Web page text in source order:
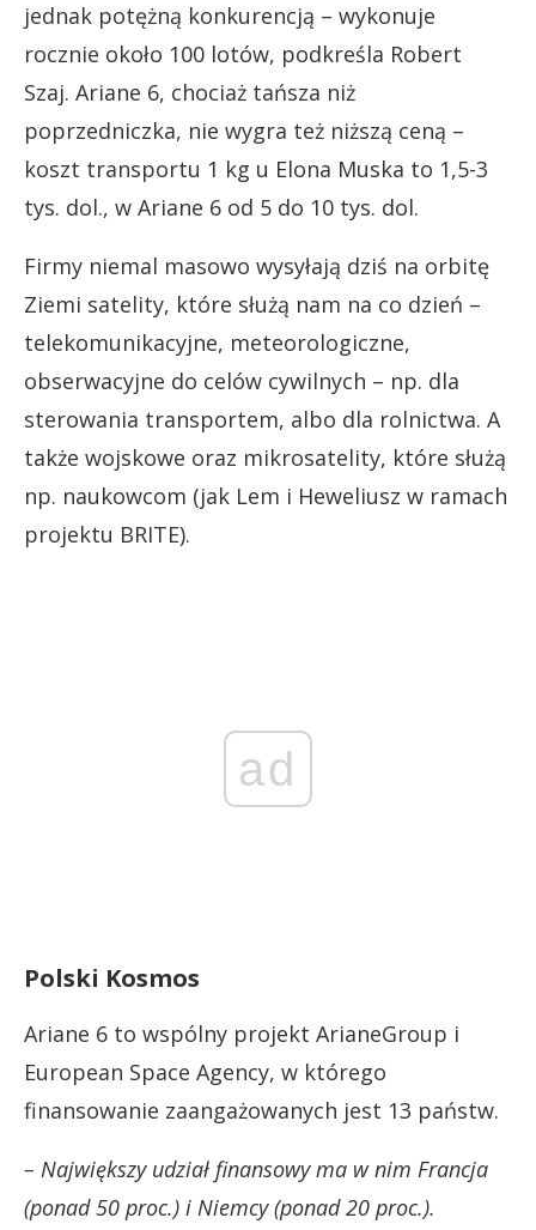
jednak potężną konkurencją – wykonuje
rocznie około 100 lotów, podkreśla Robert
Szaj. Ariane 6, chociaż tańsza niż
poprzedniczka, nie wygra też niższą ceną –
koszt transportu 1 kg u Elona Muska to 1,5-3
tys. dol., w Ariane 6 od 5 do 10 tys. dol.
Firmy niemal masowo wysyłają dziś na orbitę
Ziemi satelity, które służą nam na co dzień –
telekomunikacyjne, meteorologiczne,
obserwacyjne do celów cywilnych – np. dla
sterowania transportem, albo dla rolnictwa. A
także wojskowe oraz mikrosatelity, które służą
np. naukowcom (jak Lem i Heweliusz w ramach
projektu BRITE).
ad
Polski Kosmos
Ariane 6 to wspólny projekt ArianeGroup i
European Space Agency, w którego
finansowanie zaangażowanych jest 13 państw.
– Największy udział finansowy ma w nim Francja
(ponad 50 proc.) i Niemcy (ponad 20 proc.).